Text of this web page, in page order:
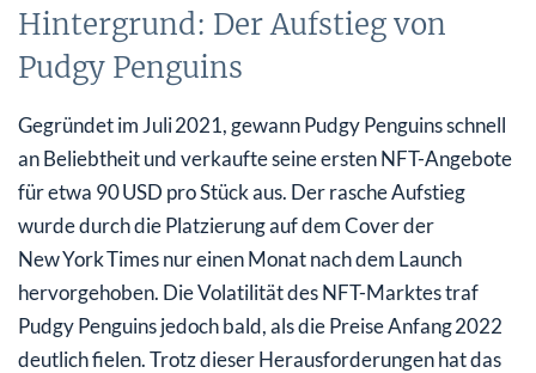
Hintergrund: Der Aufstieg von
Pudgy Penguins
Gegründet im Juli 2021, gewann Pudgy Penguins schnell
an Beliebtheit und verkaufte seine ersten NFT-Angebote
für etwa 90 USD pro Stück aus. Der rasche Aufstieg
wurde durch die Platzierung auf dem Cover der
New York Times nur einen Monat nach dem Launch
hervorgehoben. Die Volatilität des NFT-Marktes traf
Pudgy Penguins jedoch bald, als die Preise Anfang 2022
deutlich fielen. Trotz dieser Herausforderungen hat das